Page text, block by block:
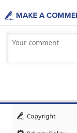
MAKE A
Copyright